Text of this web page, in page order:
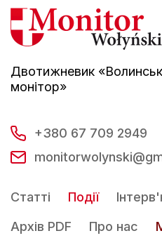
Двотижневик
монітор»
+380 67 709 2949
Статті Події
Архів PDF
Про нас